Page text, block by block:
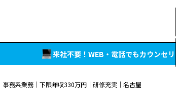
来社不要！WEB・電話でもカウンセリ
事務系業務｜下限年収330万円｜研修充実｜名古屋